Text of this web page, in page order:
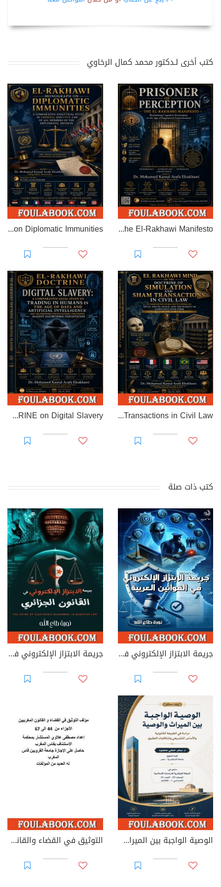
كتب أخرى لـدكتور محمد كمال الرخاوي
Prisoner of Perception: The El-Rakhawi Manifesto
EL-RAKHAWI MONOGRAPH on Diplomatic Immunities
EL RAKHAWI MIND on the Doctrine of Simulation and Sham Transactions in Civil Law
EL-RAKHAWI DOCTRINE on Digital Slavery
كتب ذات صلة
جريمة الابتزاز الإلكتروني في القوانين العربية جريمة الابتزاز الإلكتروني في القانون الجزائري
الوصية الواجبة بين الميراث والوصية: دراسة في الطبيعة القانونية والأساس التشريعي وإشكاليات التطبيق التوثيق في القضاء والقانون المغربيين - الأجزاء من 44 إلى 67